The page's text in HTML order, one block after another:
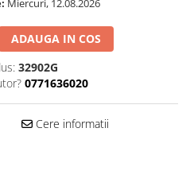
Miercuri, 12.08.2026
ADAUGA IN COS
32902G
0771636020
Cere informatii